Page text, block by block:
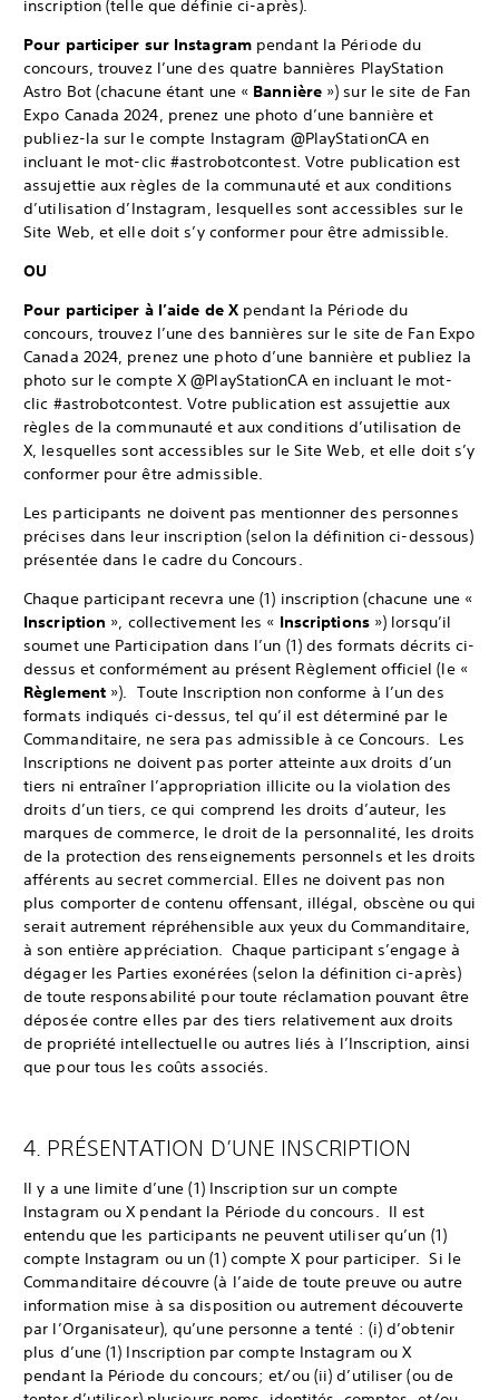
inscription (telle que définie ci-après).
Pour participer sur Instagrampendant la Période du
concours, trouvez l’une des quatre bannières PlayStation
Astro Bot (chacune étant une « Bannière») sur le site de Fan
Expo Canada 2024, prenez une photo d’une bannière et
publiez-la sur le compte Instagram @PlayStationCA en
incluant le mot-clic #astrobotcontest. Votre publication est
assujettie aux règles de la communauté et aux conditions
d’utilisation d’Instagram, lesquelles sont accessibles sur le
Site Web, et elle doit s’y conformer pour être admissible.
OU
Pour participer à l’aide de Xpendant la Période du
concours, trouvez l’une des bannières sur le site de Fan Expo
Canada 2024, prenez une photo d’une bannière et publiez la
photo sur le compte X @PlayStationCA en incluant le mot-
clic #astrobotcontest. Votre publication est assujettie aux
règles de la communauté et aux conditions d’utilisation de
X, lesquelles sont accessibles sur le Site Web, et elle doit s’y
conformer pour être admissible.
Les participants ne doivent pas mentionner des personnes
précises dans leur inscription (selon la définition ci-dessous)
présentée dans le cadre du Concours.
Chaque participant recevra une (1) inscription (chacune une «
Inscription », collectivement les « Inscriptions») lorsqu’il
soumet une Participation dans l’un (1) des formats décrits ci-
dessus et conformément au présent Règlement officiel (le «
Règlement»). Toute Inscription non conforme à l’un des
formats indiqués ci-dessus, tel qu’il est déterminé par le
Commanditaire, ne sera pas admissible à ce Concours. Les
Inscriptions ne doivent pas porter atteinte aux droits d’un
tiers ni entraîner l’appropriation illicite ou la violation des
droits d’un tiers, ce qui comprend les droits d’auteur, les
marques de commerce, le droit de la personnalité, les droits
de la protection des renseignements personnels et les droits
afférents au secret commercial. Elles ne doivent pas non
plus comporter de contenu offensant, illégal, obscène ou qui
serait autrement répréhensible aux yeux du Commanditaire,
à son entière appréciation. Chaque participant s’engage à
dégager les Parties exonérées (selon la définition ci-après)
de toute responsabilité pour toute réclamation pouvant être
déposée contre elles par des tiers relativement aux droits
de propriété intellectuelle ou autres liés à l’Inscription, ainsi
que pour tous les coûts associés.
4. PRÉSENTATION D’UNE INSCRIPTION
Il y a une limite d’une (1) Inscription sur un compte
Instagram ou X pendant la Période du concours. Il est
entendu que les participants ne peuvent utiliser qu’un (1)
compte Instagram ou un (1) compte X pour participer. Si le
Commanditaire découvre (à l’aide de toute preuve ou autre
information mise à sa disposition ou autrement découverte
par l’Organisateur), qu’une personne a tenté : (i) d’obtenir
plus d’une (1) Inscription par compte Instagram ou X
pendant la Période du concours; et/ou (ii) d’utiliser (ou de